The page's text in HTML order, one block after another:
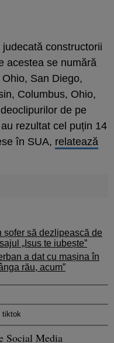
constructorii
acestea se numără
San Diego,
Columbus, Ohio,
de pe
rezultat cel puțin 14
în SUA, relatează
șofer să dezlipească de
„Isus te iubește”
a dat cu mașina în
rău, acum”
tiktok
Social Media